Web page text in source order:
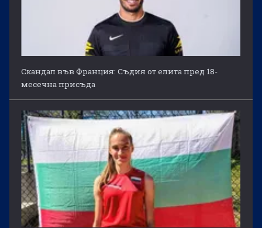
Скандал във Франция: Съдия от елита пред 18-
месечна присъда